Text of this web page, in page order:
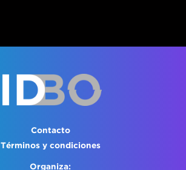
Contacto
Términos y condiciones
Organiza: